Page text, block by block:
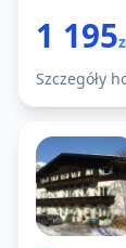
1 195
Szczegóły